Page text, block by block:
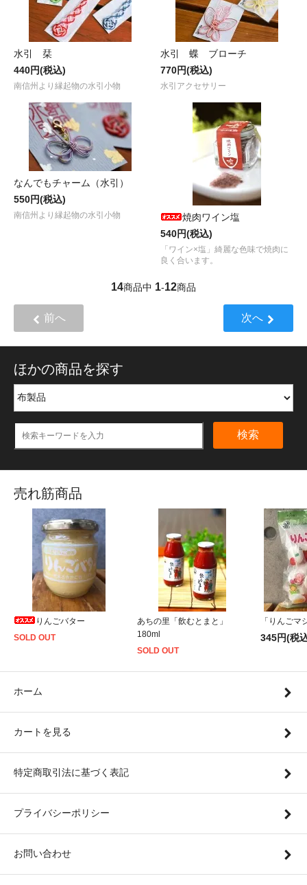
水引 栞
440円(税込)
南信州より縁起物の水引小物
水引 蝶 ブローチ
770円(税込)
水引アクセサリー
なんでもチャーム（水引）
550円(税込)
南信州より縁起物の水引小物
焼肉ワイン塩
540円(税込)
「ワイン×塩」綺麗な色味で焼肉に
良く合います。
14商品中 1-12商品
前へ 次へ
ほかの商品を探す
検索
売れ筋商品
りんごバター
SOLD OUT
あちの里「飲むとまと」
180ml
SOLD OUT
「りんごマ
345円(税
ホーム
カートを見る
特定商取引法に基づく表記
プライバシーポリシー
お問い合わせ